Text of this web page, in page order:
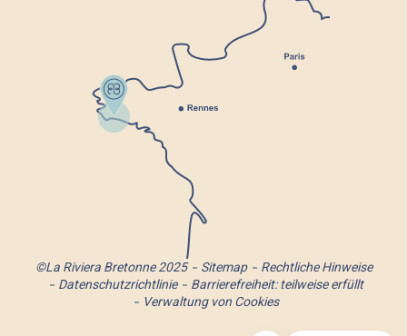
©La Riviera Bretonne 2025 Sitemap
Rechtliche Hinweise
Datenschutzrichtlinie
Barrierefreiheit: teilweise erfüllt
Verwaltung von Cookies